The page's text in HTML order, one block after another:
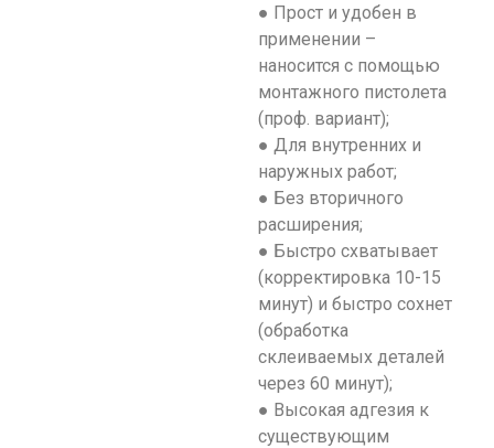
● Прост и удобен в
применении –
наносится с помощью
монтажного пистолета
(проф. вариант);
● Для внутренних и
наружных работ;
● Без вторичного
расширения;
● Быстро схватывает
(корректировка 10-15
минут) и быстро сохнет
(обработка
склеиваемых деталей
через 60 минут);
● Высокая адгезия к
существующим